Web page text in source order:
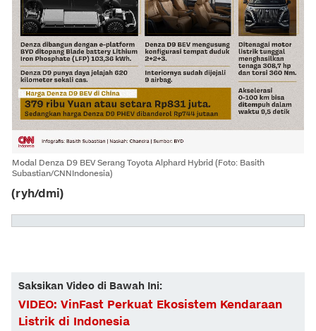
Modal Denza D9 BEV Serang Toyota Alphard Hybrid (Foto: Basith
Subastian/CNNIndonesia)
(ryh/dmi)
Saksikan Video di Bawah Ini:
VIDEO: VinFast Perkuat Ekosistem Kendaraan
Listrik di Indonesia